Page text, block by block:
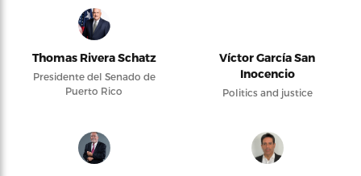
Thomas Rivera Schatz
Presidente del Senado de
Puerto Rico
Víctor García San
Inocencio
Politics and justice